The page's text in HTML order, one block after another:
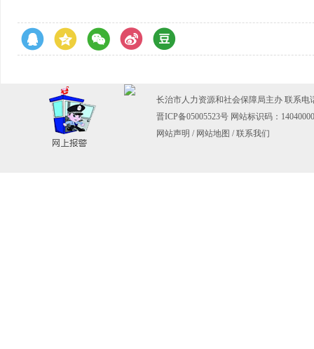
长治市人力资源和社会保障局主办 联系电
晋ICP备05005523号 网站标识码：
网站声明 / 网站地图 / 联系我们